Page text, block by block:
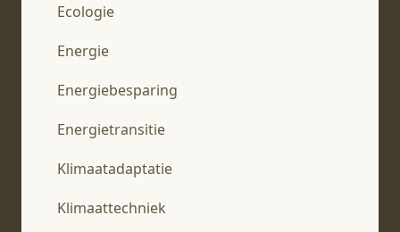
Ecologie
Energie
Energiebesparing
Energietransitie
Klimaatadaptatie
Klimaattechniek